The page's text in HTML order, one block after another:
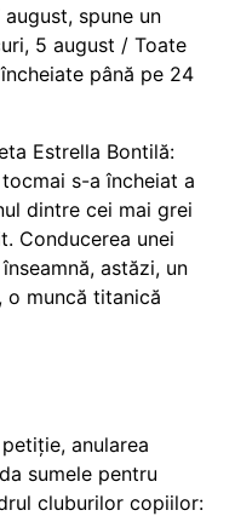
spune un
5 august / Toate
până pe 24
Estrella Bontilă:
s-a încheiat a
dintre cei mai grei
Conducerea unei
astăzi, un
o muncă titanică
anularea
sumele pentru
cluburilor copiilor: